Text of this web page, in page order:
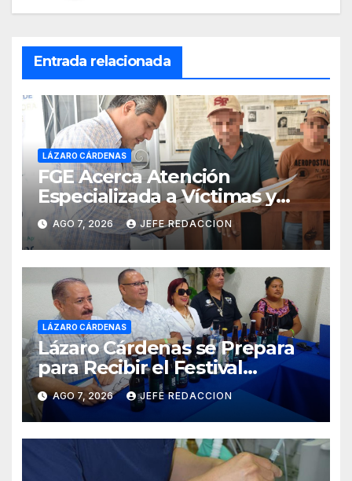
Entrada relacionada
LÁZARO CÁRDENAS
FGE Acerca Atención
Especializada a Víctimas y
Ciudadanía de Coalcomán
AGO 7, 2026 JEFE REDACCION
LÁZARO CÁRDENAS
Lázaro Cárdenas se Prepara
para Recibir el Festival
Internacional de la Cerveza
Costa de Michoacán 2026
AGO 7, 2026 JEFE REDACCION